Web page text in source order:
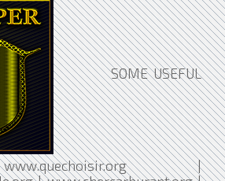
SOME USEFUL LINKS www.quechoisir.org | www.cartelmobile.org | www.chercarburant.org | www.ensemblenjustice.org | www.obesipub.org | www.justeprime.org Mes préférésEn français : Euronext L'information qu'on cherche est de plus en plus souvent disponible sur le site WEB d'Euronext Paris. La bourse de Paris s'est enfin dotée d'un vrai site WEB et s'est décidée à mettre ses documents sous forme électronique, une mine d'informations à portée de clic : allez voir la page Outils/Centre de documentation ou Infos pédagogiques. Les historiques d'indices et d'autres infos sont aussi téléchargeables (composition des indices). REGinfo Base mondiale d'informations réglementées des sociétés cotées. Documents de références annuels, Compte-rendus d'assemblées générales, rapports annuels... Boursorama Pour son fil d'infos et ses forums très bruyants mais où l'on trouve souvent l'info introuvable ailleurs, surtout sur les small caps. Boursier.com Pour les données fondamentales sur les valeurs. Edu Bourse Pour son Guide vraiment bien fait. les échos Pour le téléchargement des cours et la consultation de certaines infos comme les tableaux de bord bien faits. Yahoo finance Pour les cours, les infos sur les sociétés cotées, la personnalisation des pages et le téléchargement d'historiques sur la version US... L'image boursière Un nouveau concept très intéressant. Finance comportementale. Securibourse "La recherche du meilleur couple sécurité-performance Zgalus Investissements mécaniques et notamment les méthodes type 'Dogs of the Dow'.Pour rire : Plouf ! La Bourse ! Vraiment amusant.En anglais : www.AlphaSeeker.com A la recherche de l'alpha. Recueils de papiers de recherches permettant de dégager un alpha conséquent. Campbell R. Harvey La homepage d'un prof, avec des tonnes de choses très intéressantes, dont des cours complets ou des dizaines de papiers de recherche téléchargeables. Une véritable mine d'informations et de connaissances. ATTENTION : en anglais et assez technique. The Efficient Frontier online journal Un journal online sur la gestion de portefeuille. INCONTOURNABLE ! Investment Strategies for the 21th century Un bouquin complet en ligne, qui en vaut bien d'autres, payants. A lire et à méditer ! Les sites WEB 'officiels'En france : L'AMF Le site WEB de l'Autorité des Marchés Financiers. Euronext Le site de la Bourse de Paris Euribor Le site WEB de l'Euribor. Utile pour calculer le coût du SRD chez certains brokers. La FFCI Le site WEB de la Fédération Française des Clubs d'Investissement. Le Fonds de Garantie des Dépôts Créé par la loi du 25 juin 1999 sur l'épargne et la sécurité financière, le Fonds de Garantie des Dépôts a pour mission principale d'indemniser aussi rapidement que possible les déposants, mais dans certaines conditions et en particulier dans la limite d'un plafond de 70 000 €, lorsque l'établissement auquel ils ont confié leurs avoirs ne peut plus faire face à ses engagements. Le MATIF Le site WEB du MATIF. Le MONEP Le site WEB du MONEP. Là, c'est pas pour les rigolos, faut assurer un max. Stoxx.com Le site des indices STOXX. L'AFUB L'Association Française des Usagers des Banques. L'APAI L'Association pour le Patrimoine et l'Actionnariat Individuel.Aux Etats-Unis : American Association of Individual Investors Des tonnes d'infos. AIMR Association for Investment Management and Research. FED Board of Governors of the Federal Reserve System Le NASDAQ Le NYMEX New-York mercantile Exchange. Le plus important marché de matières premières du monde, spécialiste du pétrole et des métaux précieux. Le NYSE New-York Stock Exchange. La SEC US Securities and Exchange Commission. L'équivalent de l'AMF (ex-COB). Pour les débutants (et les autres) Le Guide Pratique de Boursier.com Un guide très complet qui mérite le détour. Edubourse.com la Bourse enfin facile d'accès. Un site WEB très bien fait avec un Guide génial. L'école de la bourse L'école de la bourse de la SBF. Comprendre la bourse Du magazine Investir. La théorie des vagues d'Elliott Cours d'analyse technique en anglais. En anglais : Investment FAQ Les FAQs des différents groupes misc.invest.*. A voir aussi sur le site The Investment FAQ Annuaires Annuaire de sites boursiers pour l'analyse graphique AnnuaireBourse Ernstr@de FinaPerf Agences de notation Standard & Poors Moodys Fitch Ratings Analyse TechniqueEn français Abc Bourse vous enseignera les principales astuces de l'Analyse Technique par des leçons progressives. Ce cours permanent gratuit d'analyse technique est lié à une liste de courrier sur laquelle des initiés débattent quotidiennement de l'Analyse Technique par des exemples graphiques concrets. Bibliothèque d'Analyse Technique Modes de calcul, interprétation et exemples. En Français! ChandeliersJaponais.com LE site sur les chandeliers japonais en français dans le texte. A visiter ! L'apprentissage d'un analyste technique Un bouquin (ou presque) online. A lire de toute urgence ! [Flag 'Différents'] Pro-AT.com Un petit site qui a bien grandi. A visiter. Trading Research CenterEn anglais : The Technical Online Analysis Book In english in the text. Regardez en bas du bandeau à gauche, TOUS les indicateurs sont documentés avec exemple à l'appui! BollingerBands.com Le site de John Bollinger ! Blogs Boursonomics Très bon ! Dicarno Le blog réflexion sur la finance de Dicarno. Très bon aussi ! Gigi75, le blog Bourse Le blog du plus fidèle membre des forums de la Bourse pour les nains. A visiter d'urgence ! Les chroniques de Super Pognon Des analyses intéressantes de valeurs boursières. L'investisseur heureux, patient, prudent Très bon blog où l'auteur nous fait partager son cheminement vers l'atteinte de l'indépendance financière avant 40 ans. Le blog trading d'Ugo suivi d'un portefeuille composé de trackers et warrants sur l'indice cac40. PlusRiches.fr Conseils pour se constituer un patrimoine. CAPM (Capital Asset Pricing Management) ou MEDAF (Modèle d'Evaluation Des Actifs Financiers) en français Portfolio Frontier Excel Spreadsheet Econophysics WS1999/2000: Some Notes on Portfolio Theory En anglais évidemment ! Efficient Market Hypothesis un grand nombre de papiers de recherche relatifs à l'efficience des marchés. Mean-Variance Optimization - Modern Portfolio Theory - Markowitz Portfolio Selection An Introduction to Investment Theory Un cours complet à Yale, très intéressant. A potasser pour comprendre CAPM. Courtiers en ligne, brokers et sociétés de bourse pour passage d'ordres via Internet ABC Bourse ABS Axa Banque (ex-Banque Directe) B*Capital Banque Privée 1818 Barclays Bourse Online BforBank Bourse Direct Boursorama Capitol CORTAL CPR Online Dubus Easy Bourse Fortuneo HSBC Invest ING Direct Interactive Broker Courtier Internet américain très réputé, permettant d'accéder à de nombreux marchés, y compris Euronext Paris. Internaxx Courtier luxembourgeois dédié aux expatriés Keytrade Lux Courtier Luxembourgeois La Banque Postale LineBourse mesactions.com Portzamparc Sicavonline Courtier spécialisé dans les Sicav et FCP Spiritrade Courtier Belge (redistribue l'offre Dubus) StartFinance Tradebox Wargny WH Selfinvest Finance comportementale Behavioural Finance Flux de donnéesAccessible au particulier : ProRealTime ProRealTime est une plate-forme de trading plutôt qu'un flux de données. Evcrite en Java, elle est indépendante du système d'exploitation et est donc utilisable aussi bien sur PC que sur Mac.Pour les professionnels : eSignal Flux et autres services. FIDES Flux et autres services professionnels. FutureSource.com Flux. PlusFeed par InteractiveData (ex-comstock). Morningstar (ex-Tenfore) Flux QuoteSpeed. Forex MATAF Portail en français consacré au Forex. Trader-Forex Portail en français consacré au Forex.Courtiers spécialisés dans le Forex : Advanced Currency Markets Interface disponible en français. AVA FX Interface disponible en français. Cambiste.com Service totalement en français. Forex Capital Markets Interface disponible en français. FX Lite Interface disponible en français. FX Price Interface disponible en français. GCI Financials Interface disponible en français. Global Forex Trading HMS Interface disponible en français. iForex Interface disponible en français. Realtime Forex Interface disponible en français. Indices DowJones Indexes Le site du fameux indice DJIA créé en 1896 ! Stoxx.com Le site des indices STOXX. Infos sur les sociétés Hugin Group Toutes les dépêches des sociétés cotées. Six Telekurs France (ex-Fininfo) Très belle base de données sur les résultats d'entreprises, dividendes, etc. LogicielsLogiciels Français 3Tonline Logiciel permettant l'affichage sur trois horizons de temps différents, y compris en intraday. AltiStock En freeware sous win32 (W9x, NT4, 2000). Pas encore essayé mais qui a l'air très bien. Finance Audience Un logiciel d'AT. IsoBourse Logiciel d'AT. Licence annuelle pour 380 euros TTC par an. Il est possible d'essayer gratuitement le logiciel pendant un mois. Metastock Logiciel d'analyse technique trés répandu et très puissant. Trader Workstation Un logiciel destiné aux investisseurs individuels. Mérops Logiciel de gestion de portefeuille en freeware. WINIX Celui là, il est trés puissant, mais avec une ergonomie étrange. xTrade Un logiciel d'AT gratuit.Sharewares GrapheAT Un logiciel en shareware spécialisé dans l'analyse technique (un mois d'essai gratuit, puis 190 Francs si ça vous plaît). Open Source Java Portfolio Management Components pour ceux qui vouidraient développer des choses en java. QtStalker suivre le lien 'Docs and info' pour voir ce que fait le soft et voir des photos d'écran. Ca a l'air assez complet. Projet vivant. Lidgren technical stock analyser a l'air plutôt bien. Merchant of Venice version alpha, mais récente, le projet est vivant. RobotTrader spécialisé dans les backtests. Toujours vivant ? Catégorie 'Investment' sur SourceForge.Logiciels professionnels BioComp Systems, Inc Edite entre autres BioComp Profit et NeuroGenetic Optimizer. Démos téléchargeables. Jurik Research Un spéc